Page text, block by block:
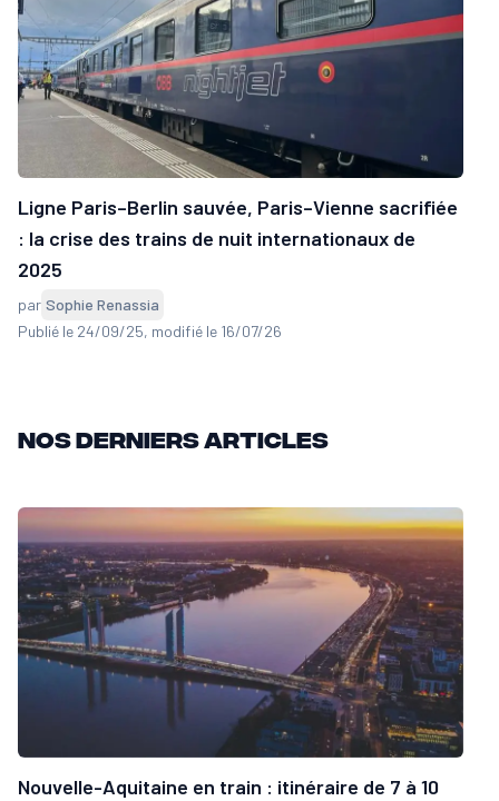
Ligne Paris–Berlin sauvée, Paris–Vienne sacrifiée
: la crise des trains de nuit internationaux de
2025
par Sophie Renassia
Publié le 24/09/25, modifié le 16/07/26
Nos derniers articles
Nouvelle-Aquitaine en train : itinéraire de 7 à 10